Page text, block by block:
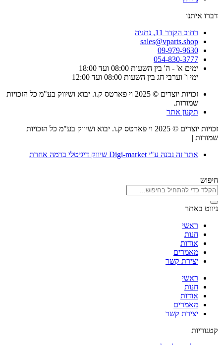
דברו איתנו
רחוב הקדר 11, נתניה
sales@vparts.shop
09-979-9630
054-830-3777
ימים א' - ה' בין השעות 08:00 ועד 18:00
ימי ו' וערבי חג בין השעות 08:00 ועד 12:00
זכויות יוצרים © 2025 וי פארטס ק.ו. יבוא ושיווק בע"מ כל הזכויות
שמורות.
תקנון אתר
זכויות יוצרים © 2025 וי פארטס ק.ו. יבוא ושיווק בע"מ כל הזכויות
שמורות |
אתר זה נבנה ע"י Digi-market שיווק דיגיטלי ברמה אחרת
חיפוש
ניווט באתר
ראשי
חנות
אודות
מאמרים
יצירת קשר
ראשי
חנות
אודות
מאמרים
יצירת קשר
קטגוריות